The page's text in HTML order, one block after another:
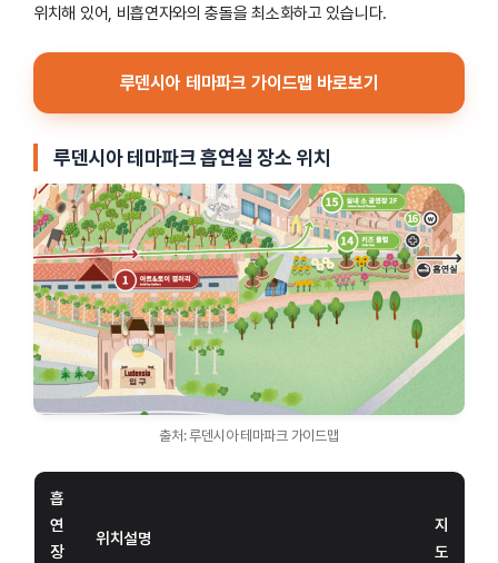
위치해 있어, 비흡연자와의 충돌을 최소화하고 있습니다.
루덴시아 테마파크 가이드맵 바로보기
루덴시아 테마파크 흡연실 장소 위치
출처: 루덴시아 테마파크 가이드맵
흡
연
장
위치설명
지
도